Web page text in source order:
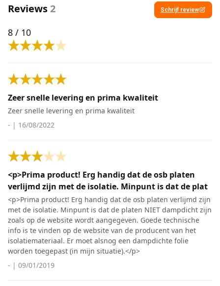
Reviews2 Schrijf review
8 / 10
Zeer snelle levering en prima kwaliteit
Zeer snelle levering en prima kwaliteit
- | 16/08/2022
<p>Prima product! Erg handig dat de osb platen
verlijmd zijn met de isolatie. Minpunt is dat de plat
<p>Prima product! Erg handig dat de osb platen verlijmd zijn
met de isolatie. Minpunt is dat de platen NIET dampdicht zijn
zoals op de website wordt aangegeven. Goede technische
info is te vinden op de website van de producent van het
isolatiemateriaal. Er moet alsnog een dampdichte folie
worden toegepast (in mijn situatie).</p>
- | 09/01/2019